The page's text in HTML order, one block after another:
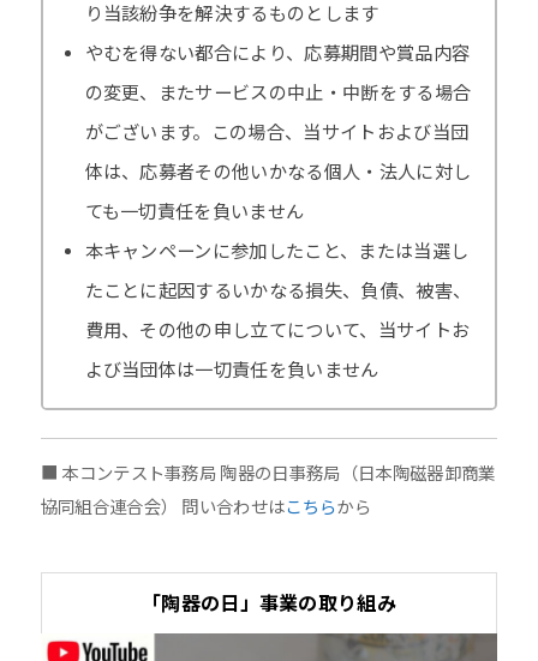
り当該紛争を解決するものとします
やむを得ない都合により、応募期間や賞品内容
の変更、またサービスの中止・中断をする場合
がございます。この場合、当サイトおよび当団
体は、応募者その他いかなる個人・法人に対し
ても一切責任を負いません
本キャンペーンに参加したこと、または当選し
たことに起因するいかなる損失、負債、被害、
費用、その他の申し立てについて、当サイトお
よび当団体は一切責任を負いません
■ 本コンテスト事務局 陶器の日事務局（日本陶磁器卸商業
協同組合連合会） 問い合わせはこちらから
「陶器の日」事業の取り組み